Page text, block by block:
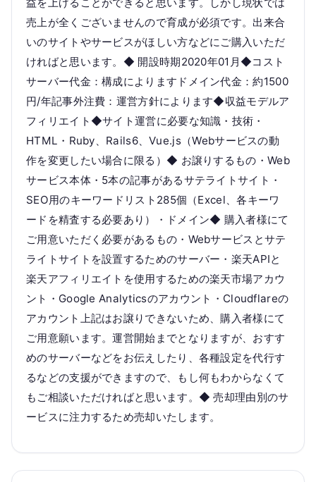
売上が全くございませんので育成が必須です。出来合
いのサイトやサービスがほしい方などにご購入いただ
ければと思います。◆ 開設時期2020年01月◆コスト
サーバー代金：構成によりますドメイン代金：約1500
円/年記事外注費：運営方針によります◆収益モデルア
フィリエイト◆サイト運営に必要な知識・技術・
HTML・Ruby、Rails6、Vue.js（Webサービスの動
作を変更したい場合に限る）◆ お譲りするもの・Web
サービス本体・5本の記事があるサテライトサイト・
SEO用のキーワードリスト285個（Excel、各キーワ
ードを精査する必要あり）・ドメイン◆ 購入者様にて
ご用意いただく必要があるもの・Webサービスとサテ
ライトサイトを設置するためのサーバー・楽天APIと
楽天アフィリエイトを使用するための楽天市場アカウ
ント・Google Analyticsのアカウント・Cloudflareの
アカウント上記はお譲りできないため、購入者様にて
ご用意願います。運営開始までとなりますが、おすす
めのサーバーなどをお伝えしたり、各種設定を代行す
るなどの支援ができますので、もし何もわからなくて
もご相談いただければと思います。◆ 売却理由別のサ
ービスに注力するため売却いたします。